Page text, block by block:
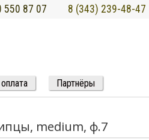
550 87 07 8 (343) 239-48-47
Партнёры
medium, ф.7